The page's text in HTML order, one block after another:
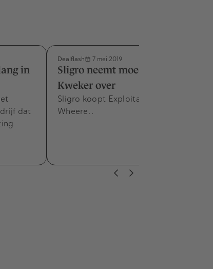
in
dat
Dealflash 7 mei 2019
Sligro neemt moederbedrijf De
Kweker over
Sligro koopt Exploitatiemaatschappij
Wheere. .